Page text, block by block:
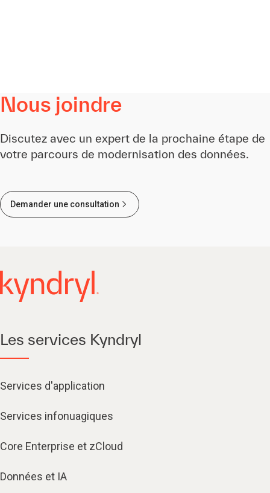
Nous joindre
Discutez avec un expert de la prochaine étape de
votre parcours de modernisation des données.
Demander une consultation
Les services Kyndryl
Services d'application
Services infonuagiques​
Core Enterprise et zCloud
Données et IA